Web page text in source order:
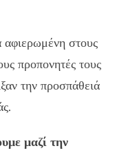
αφιερωμένη στους
προπονητές τους
την προσπάθειά
μαζί την